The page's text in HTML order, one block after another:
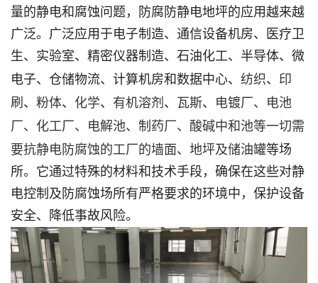
量的静电和腐蚀问题，防腐防静电地坪的应用越来越
广泛。广泛应用于电子制造、通信设备机房、医疗卫
生、实验室、精密仪器制造、石油化工、半导体、微
电子、仓储物流、计算机房和数据中心、 纺织、 印
刷、 粉体、 化学、 有机溶剂、 瓦斯、 电镀厂、电池
厂、化工厂、电解池、制药厂、酸碱中和池等一切需
要抗静电防腐蚀的工厂的墙面、地坪及储油罐等场
所。它通过特殊的材料和技术手段，确保在这些对静
电控制及防腐蚀场所有严格要求的环境中，保护设备
安全、降低事故风险。